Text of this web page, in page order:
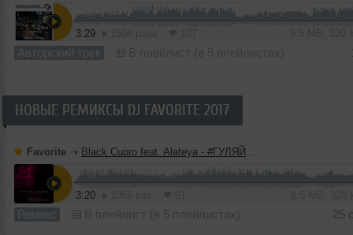
3:29
Авторский трек В плейлист (в 9 плейлистах)
НОВЫЕ РЕМИКСЫ DJ FAVORITE 2017
Favorite ➝ Black Cupro feat. Alateya - #ГУЛЯЙВАСЯ (DJ Favorite & DJ Kharitonov Radio Edit)
3:20
Ремикс В плейлист (в 5 плейлистах) 25